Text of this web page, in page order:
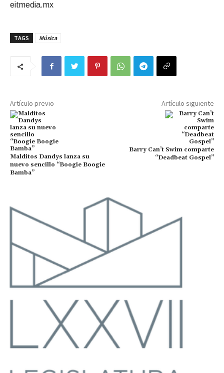
eitmedia.mx
TAGS Música
Artículo previo
Malditos Dandys lanza su
nuevo sencillo “Boogie Boogie
Bamba”
Artículo siguiente
Barry Can’t Swim comparte
“Deadbeat Gospel”